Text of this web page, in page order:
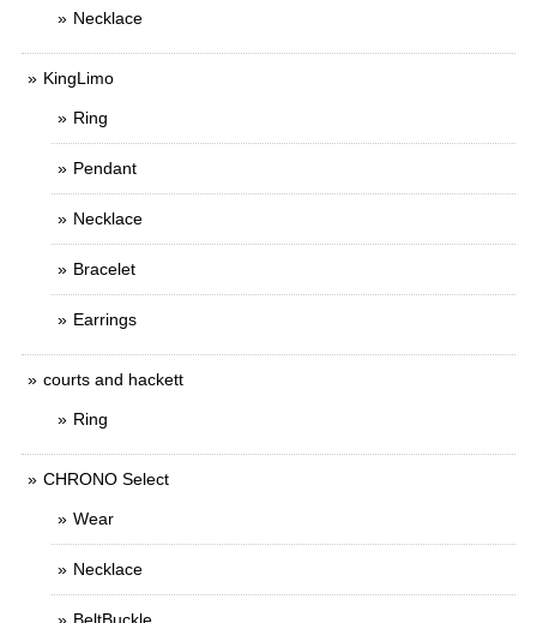
Necklace
KingLimo
Ring
Pendant
Necklace
Bracelet
Earrings
courts and hackett
Ring
CHRONO Select
Wear
Necklace